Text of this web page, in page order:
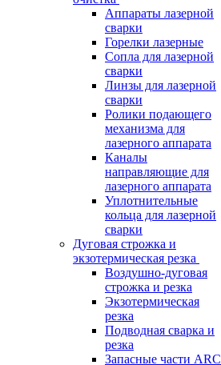
Аппараты лазерной
сварки
Горелки лазерные
Сопла для лазерной
сварки
Линзы для лазерной
сварки
Ролики подающего
механизма для
лазерного аппарата
Каналы
направляющие для
лазерного аппарата
Уплотнительные
кольца для лазерной
сварки
Дуговая строжка и
экзотермическая резка
Воздушно-дуговая
строжка и резка
Экзотермическая
резка
Подводная сварка и
резка
Запасные части ARC